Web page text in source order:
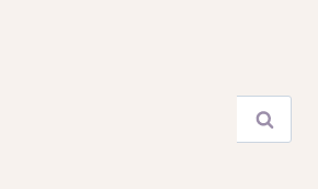
ne soit trouvé pour votre